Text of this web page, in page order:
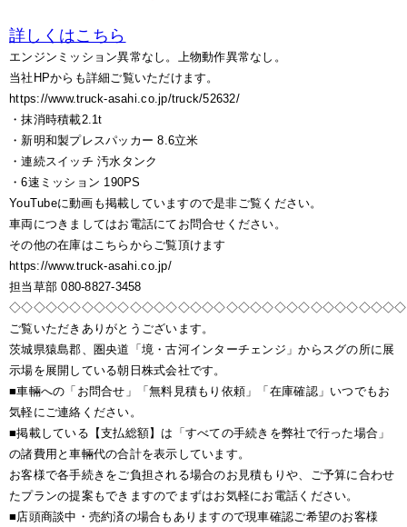
詳しくはこちら
エンジンミッション異常なし。上物動作異常なし。
当社HPからも詳細ご覧いただけます。
https://www.truck-asahi.co.jp/truck/52632/
・抹消時積載2.1t
・新明和製プレスパッカー 8.6立米
・連続スイッチ 汚水タンク
・6速ミッション 190PS
YouTubeに動画も掲載していますので是非ご覧ください。
車両につきましてはお電話にてお問合せください。
その他の在庫はこちらからご覧頂けます
https://www.truck-asahi.co.jp/
担当草部 080-8827-3458
ご覧いただきありがとうございます。
茨城県猿島郡、圏央道「境・古河インターチェンジ」からスグの所に展
示場を展開している朝日株式会社です。
■車輛への「お問合せ」「無料見積もり依頼」「在庫確認」いつでもお
気軽にご連絡ください。
■掲載している【支払総額】は「すべての手続きを弊社で行った場合」
の諸費用と車輛代の合計を表示しています。
お客様で各手続きをご負担される場合のお見積もりや、ご予算に合わせ
たプランの提案もできますのでまずはお気軽にお電話ください。
■店頭商談中・売約済の場合もありますので現車確認ご希望のお客様